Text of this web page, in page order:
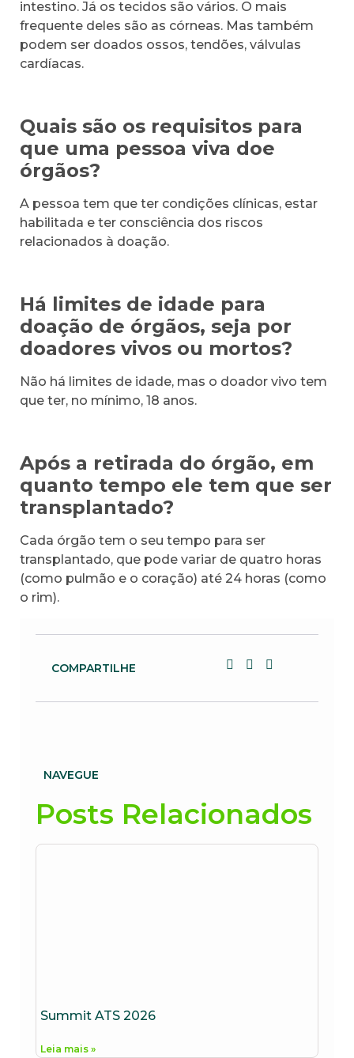
intestino. Já os tecidos são vários. O mais
frequente deles são as córneas. Mas também
podem ser doados ossos, tendões, válvulas
cardíacas.
Quais são os requisitos para
que uma pessoa viva doe
órgãos?
A pessoa tem que ter condições clínicas, estar
habilitada e ter consciência dos riscos
relacionados à doação.
Há limites de idade para
doação de órgãos, seja por
doadores vivos ou mortos?
Não há limites de idade, mas o doador vivo tem
que ter, no mínimo, 18 anos.
Após a retirada do órgão, em
quanto tempo ele tem que ser
transplantado?
Cada órgão tem o seu tempo para ser
transplantado, que pode variar de quatro horas
(como pulmão e o coração) até 24 horas (como
o rim).
COMPARTILHE
NAVEGUE
Posts Relacionados
Summit ATS 2026
Leia mais »